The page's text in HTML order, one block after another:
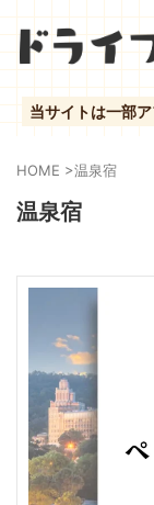
サイトは一部アフィ
HOME >温泉宿
温泉宿